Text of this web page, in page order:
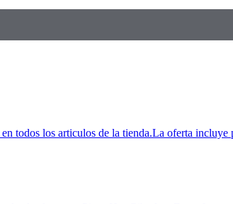
todos los articulos de la tienda.La oferta incluye